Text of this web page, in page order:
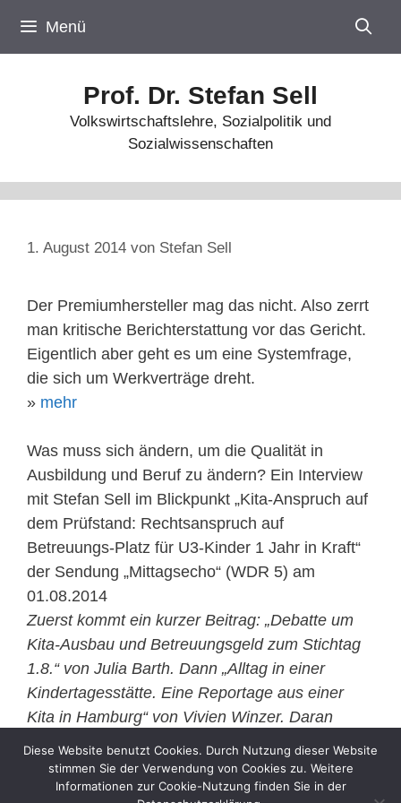
Inhalt
springen
Menü
Prof. Dr. Stefan Sell
Volkswirtschaftslehre, Sozialpolitik und
Sozialwissenschaften
1. August 2014 von Stefan Sell
Der Premiumhersteller mag das nicht. Also zerrt
man kritische Berichterstattung vor das Gericht.
Eigentlich aber geht es um eine Systemfrage,
die sich um Werkverträge dreht.
» mehr
Was muss sich ändern, um die Qualität in
Ausbildung und Beruf zu ändern? Ein Interview
mit Stefan Sell im Blickpunkt „Kita-Anspruch auf
dem Prüfstand: Rechtsanspruch auf
Betreuungs-Platz für U3-Kinder 1 Jahr in Kraft“
der Sendung „Mittagsecho“ (WDR 5) am
01.08.2014
Zuerst kommt ein kurzer Beitrag: „Debatte um
Kita-Ausbau und Betreuungsgeld zum Stichtag
1.8.“ von Julia Barth. Dann „Alltag in einer
Kindertagesstätte. Eine Reportage aus einer
Kita in Hamburg“ von Vivien Winzer. Daran
Audio-Datei
Diese Website benutzt Cookies. Durch Nutzung dieser Website
stimmen Sie der Verwendung von Cookies zu. Weitere
Informationen zur Cookie-Nutzung finden Sie in der